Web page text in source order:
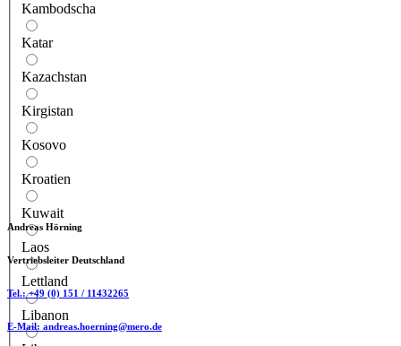
Kambodscha
Katar
Kazachstan
Kirgistan
Kosovo
Kroatien
Kuwait
Laos
Lettland
Libanon
Andreas Hörning
Vertriebsleiter Deutschland
Tel.:+49 (0) 151 / 11432265
E-Mail: andreas.hoerning@mero.de